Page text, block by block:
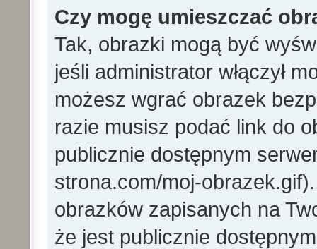
Czy mogę umieszczać
Tak, obrazki mogą być
jeśli administrator włączył
możesz wgrać obrazek
razie musisz podać link do
publicznie dostępnym
strona.com/moj-
obrazków zapisanych na
że jest publicznie